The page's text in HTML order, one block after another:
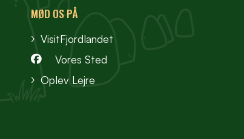
MØD OS PÅ
VisitFjordlandet
Vores Sted
Oplev Lejre